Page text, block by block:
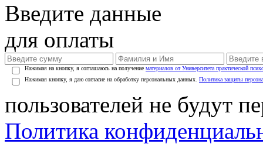
Введите данные
для оплаты
Нажимая на кнопку, я соглашаюсь на получение материалов от Университета практической
Нажимая кнопку, я даю согласие на обработку персональных данных. Политика защиты
пользователей не будут
Политика